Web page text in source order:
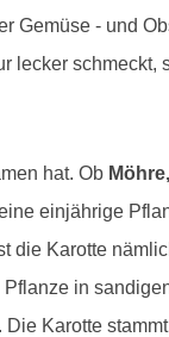
Gemüse - und
lecker schmeckt,
hat. Ob
einjährige
Karotte
in
Karotte